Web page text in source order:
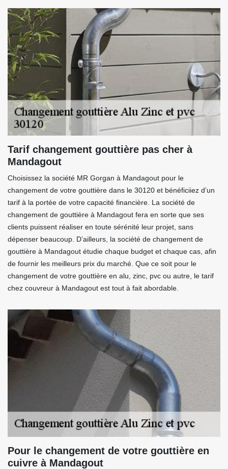
Tarif changement gouttière pas cher à
Mandagout
Choisissez la société MR Gorgan à Mandagout pour le
changement de votre gouttière dans le 30120 et bénéficiiez d’un
tarif à la portée de votre capacité financière. La société de
changement de gouttière à Mandagout fera en sorte que ses
clients puissent réaliser en toute sérénité leur projet, sans
dépenser beaucoup. D’ailleurs, la société de changement de
gouttière à Mandagout étudie chaque budget et chaque cas, afin
de fournir les meilleurs prix du marché. Que ce soit pour le
changement de votre gouttière en alu, zinc, pvc ou autre, le tarif
chez couvreur à Mandagout est tout à fait abordable.
Pour le changement de votre gouttière en
cuivre à Mandagout